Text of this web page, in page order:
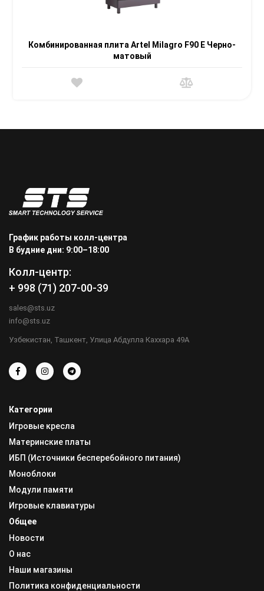
Комбинированная плита Artel Milagro F90 E Черно-
матовый
График работы колл-центра
В будние дни: 9:00–18:00
Колл-центр:
+ 998 (71) 207-00-39
sales@sts.uz
info@sts.uz
Узбекистан, Ташкент, Улица Абдулла Каххара 49А
Категории
Игровые кресла
Материнские платы
ИБП (Источники бесперебойного питания)
Моноблоки
Модули памяти
Игровые клавиатуры
Общее
Новости
О нас
Наши магазины
Политика конфиденциальности